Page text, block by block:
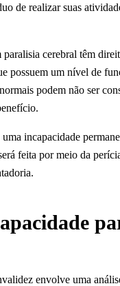
de realizar suas
cerebral têm
possuem um nível de
podem não ser
incapacidade
feita por meio da
envolve uma